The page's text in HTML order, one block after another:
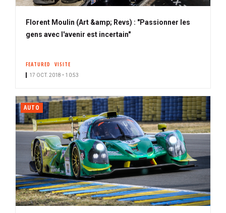
Florent Moulin (Art &amp; Revs) : "Passionner les
gens avec l'avenir est incertain"
FEATURED VISITE
17 OCT. 2018 • 10:53
AUTO